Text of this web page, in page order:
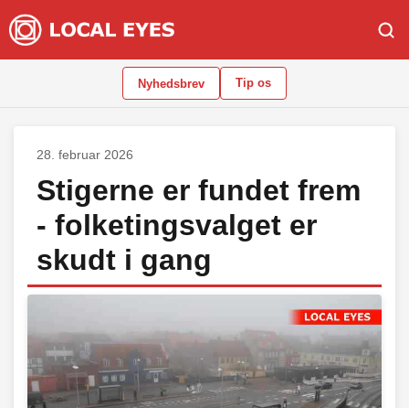
Nyhedsbrev Tip os
28. februar 2026
Stigerne er fundet frem
- folketingsvalget er
skudt i gang